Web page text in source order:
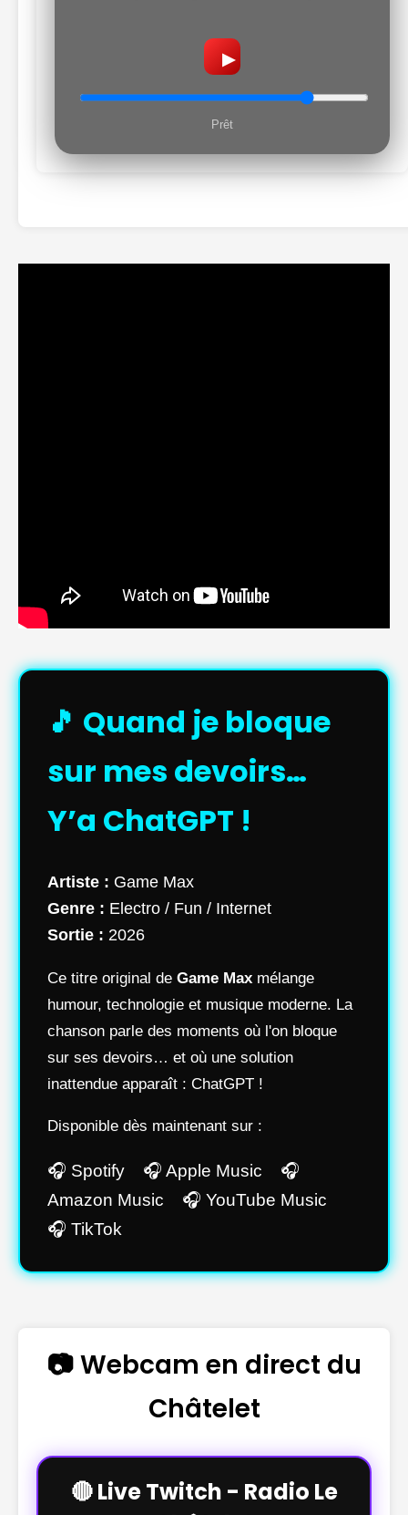
▶
Prêt
🎵 Quand je bloque
sur mes devoirs…
Y’a ChatGPT !
Artiste : Game Max
Genre : Electro / Fun / Internet
Sortie : 2026
Ce titre original de Game Max mélange
humour, technologie et musique moderne. La
chanson parle des moments où l'on bloque
sur ses devoirs… et où une solution
inattendue apparaît : ChatGPT !
Disponible dès maintenant sur :
🎧 Spotify 🎧 Apple Music 🎧
Amazon Music 🎧 YouTube Music
🎧 TikTok
📷 Webcam en direct du
Châtelet
🔴 Live Twitch - Radio Le